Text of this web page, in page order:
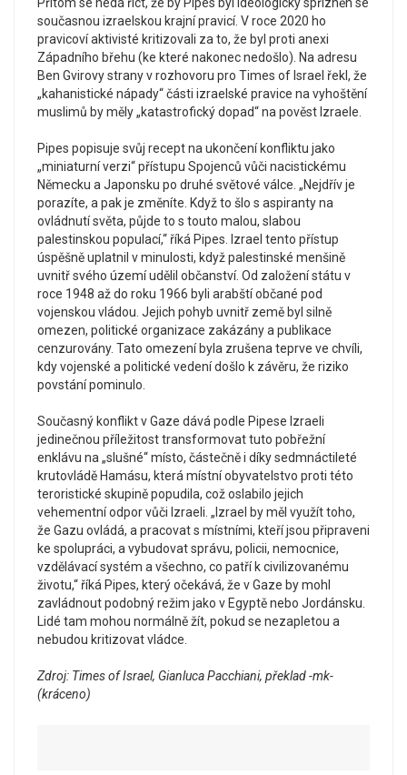
současnou izraelskou krajní pravicí. V roce 2020 ho
pravicoví aktivisté kritizovali za to, že byl proti anexi
Západního břehu (ke které nakonec nedošlo). Na adresu
Ben Gvirovy strany v rozhovoru pro Times of Israel řekl, že
„kahanistické nápady“ části izraelské pravice na vyhoštění
muslimů by měly „katastrofický dopad“ na pověst Izraele.
Pipes popisuje svůj recept na ukončení konfliktu jako
„miniaturní verzi“ přístupu Spojenců vůči nacistickému
Německu a Japonsku po druhé světové válce. „Nejdřív je
porazíte, a pak je změníte. Když to šlo s aspiranty na
ovládnutí světa, půjde to s touto malou, slabou
palestinskou populací,“ říká Pipes. Izrael tento přístup
úspěšně uplatnil v minulosti, když palestinské menšině
uvnitř svého území udělil občanství. Od založení státu v
roce 1948 až do roku 1966 byli arabští občané pod
vojenskou vládou. Jejich pohyb uvnitř země byl silně
omezen, politické organizace zakázány a publikace
cenzurovány. Tato omezení byla zrušena teprve ve chvíli,
kdy vojenské a politické vedení došlo k závěru, že riziko
povstání pominulo.
Současný konflikt v Gaze dává podle Pipese Izraeli
jedinečnou příležitost transformovat tuto pobřežní
enklávu na „slušné“ místo, částečně i díky sedmnáctileté
krutovládě Hamásu, která místní obyvatelstvo proti této
teroristické skupině popudila, což oslabilo jejich
vehementní odpor vůči Izraeli. „lzrael by měl využít toho,
že Gazu ovládá, a pracovat s místními, kteří jsou připraveni
ke spolupráci, a vybudovat správu, policii, nemocnice,
vzdělávací systém a všechno, co patří k civilizovanému
životu,“ říká Pipes, který očekává, že v Gaze by mohl
zavládnout podobný režim jako v Egyptě nebo Jordánsku.
Lidé tam mohou normálně žít, pokud se nezapletou a
nebudou kritizovat vládce.
Zdroj: Times of Israel, Gianluca Pacchiani, překlad -mk-
(kráceno)